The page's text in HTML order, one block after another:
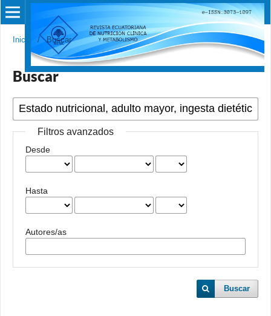
Inicio / Buscar
Buscar
Filtros avanzados
Desde
Hasta
Autores/as
Buscar